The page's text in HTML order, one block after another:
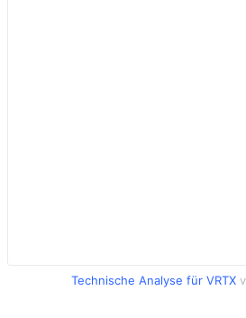
Technische Analyse für VRTX